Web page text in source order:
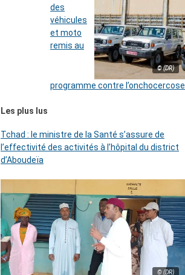
© (DR)
des
véhicules
et moto
remis au
programme contre l’onchocercose
Les plus lus
Tchad : le ministre de la Santé s’assure de
l’effectivité des activités à l’hôpital du district
d’Aboudeïa
© (DR)